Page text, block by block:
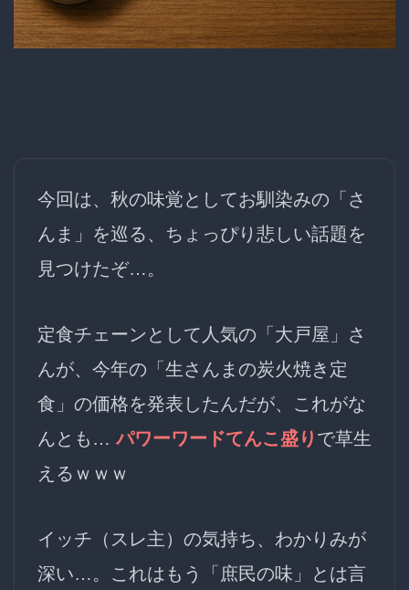
今回は、秋の味覚としてお馴染みの「さ
んま」を巡る、ちょっぴり悲しい話題を
見つけたぞ…。
定食チェーンとして人気の「大戸屋」さ
んが、今年の「生さんまの炭火焼き定
食」の価格を発表したんだが、これがな
んとも…パワーワードてんこ盛り で草生
えるｗｗｗ
イッチ（スレ主）の気持ち、わかりみが
深い…。これはもう「庶民の味」とは言